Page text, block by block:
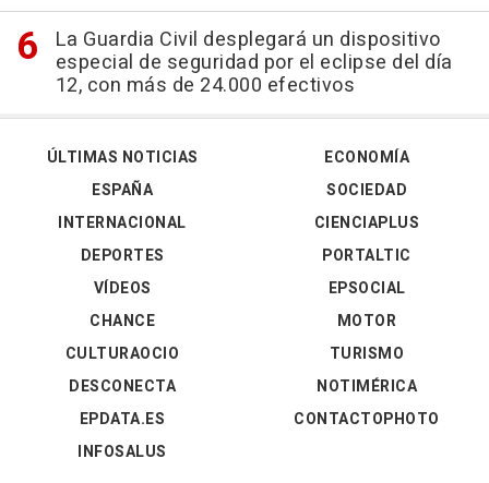
La Guardia Civil desplegará un dispositivo
especial de seguridad por el eclipse del día
12, con más de 24.000 efectivos
ÚLTIMAS NOTICIAS
ESPAÑA
INTERNACIONAL
DEPORTES
VÍDEOS
ECONOMÍA
SOCIEDAD
CIENCIAPLUS
PORTALTIC
EPSOCIAL
CHANCE
CULTURAOCIO
DESCONECTA
EPDATA.ES
INFOSALUS
MOTOR
TURISMO
NOTIMÉRICA
CONTACTOPHOTO